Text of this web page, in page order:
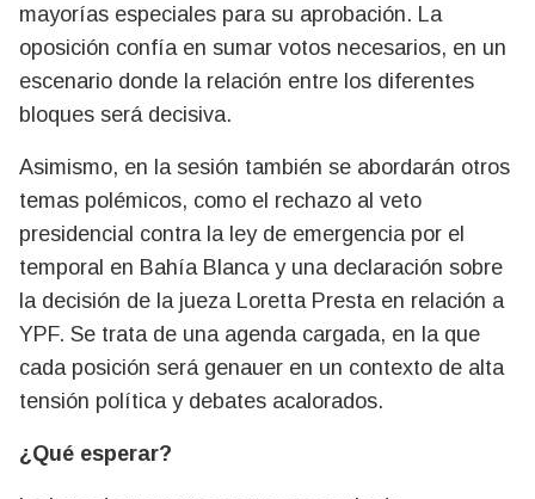
mayorías especiales para su aprobación. La
oposición confía en sumar votos necesarios, en un
escenario donde la relación entre los diferentes
bloques será decisiva.
Asimismo, en la sesión también se abordarán otros
temas polémicos, como el rechazo al veto
presidencial contra la ley de emergencia por el
temporal en Bahía Blanca y una declaración sobre
la decisión de la jueza Loretta Presta en relación a
YPF. Se trata de una agenda cargada, en la que
cada posición será genauer en un contexto de alta
tensión política y debates acalorados.
¿Qué esperar?